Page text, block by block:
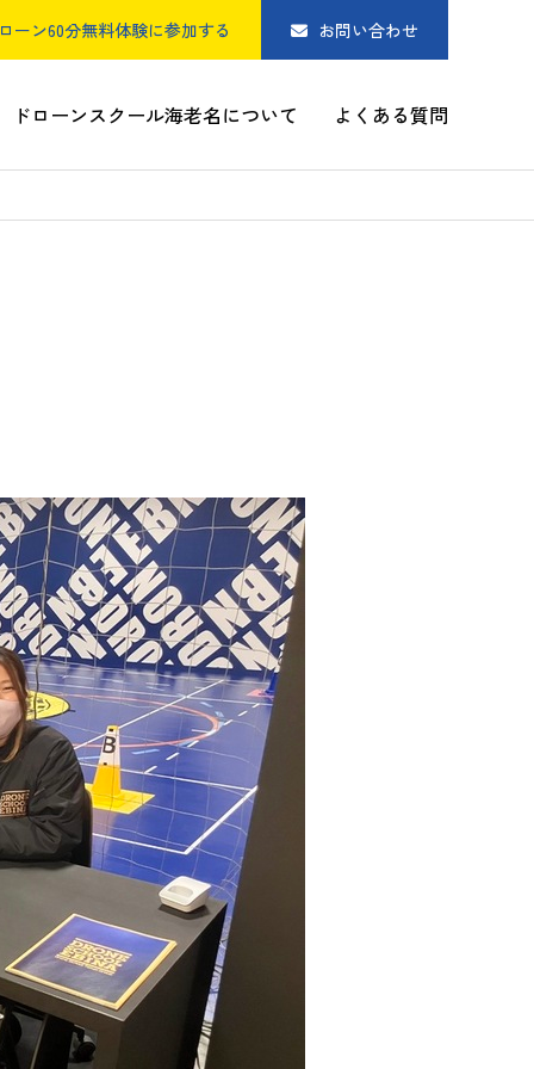
ドローンスクール海老名について よくある質問
ーン60分無料体験に参加する お問い合わせ